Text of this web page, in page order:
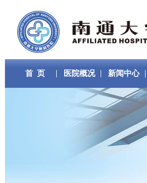
首 页 医院概况 新闻中心